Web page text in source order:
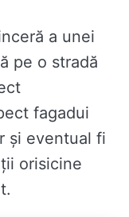
a unei
pe o stradă
fagadui
și eventual fi
orisicine